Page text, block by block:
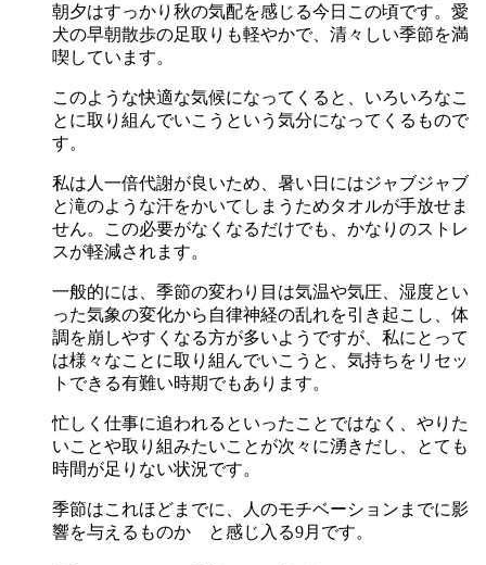
朝夕はすっかり秋の気配を感じる今日この頃です。愛
犬の早朝散歩の足取りも軽やかで、清々しい季節を満
喫しています。
このような快適な気候になってくると、いろいろなこ
とに取り組んでいこうという気分になってくるもので
す。
私は人一倍代謝が良いため、暑い日にはジャブジャブ
と滝のような汗をかいてしまうためタオルが手放せま
せん。この必要がなくなるだけでも、かなりのストレ
スが軽減されます。
一般的には、季節の変わり目は気温や気圧、湿度とい
った気象の変化から自律神経の乱れを引き起こし、体
調を崩しやすくなる方が多いようですが、私にとって
は様々なことに取り組んでいこうと、気持ちをリセッ
トできる有難い時期でもあります。
忙しく仕事に追われるといったことではなく、やりた
いことや取り組みたいことが次々に湧きだし、とても
時間が足りない状況です。
季節はこれほどまでに、人のモチベーションまでに影
響を与えるものか と感じ入る9月です。